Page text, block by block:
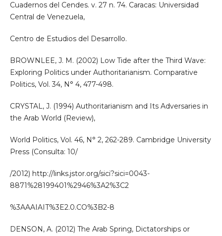
Cuadernos del Cendes. v. 27 n. 74. Caracas: Universidad
Central de Venezuela,
Centro de Estudios del Desarrollo.
BROWNLEE, J. M. (2002) Low Tide after the Third Wave:
Exploring Politics under Authoritarianism. Comparative
Politics, Vol. 34, N° 4, 477-498.
CRYSTAL, J. (1994) Authoritarianism and Its Adversaries in
the Arab World (Review),
World Politics, Vol. 46, N° 2, 262-289. Cambridge University
Press (Consulta: 10/
/2012) http://links.jstor.org/sici?sici=0043-
8871%28199401%2946%3A2%3C2
%3AAAIAIT%3E2.0.CO%3B2-8
DENSON, A. (2012) The Arab Spring, Dictatorships or